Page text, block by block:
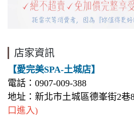
店家資訊
【愛完美SPA-土城店】
電話：0907-009-388
地址：新北市土城區德峯街2巷
口進入)